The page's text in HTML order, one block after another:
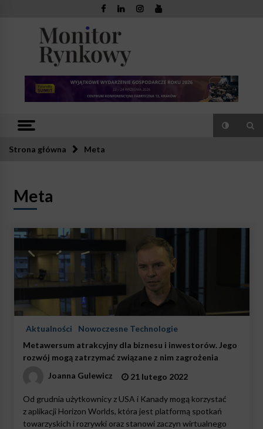
Monitor
Rynkowy
Strona główna Meta
Meta
Aktualności
Nowoczesne Technologie
Metawersum atrakcyjny dla biznesu i inwestorów. Jego
rozwój mogą zatrzymać związane z nim zagrożenia
Joanna Gulewicz
21 lutego 2022
Od grudnia użytkownicy z USA i Kanady mogą korzystać
z aplikacji Horizon Worlds, która jest platformą spotkań
towarzyskich i rozrywki oraz stanowi zaczyn wirtualnego